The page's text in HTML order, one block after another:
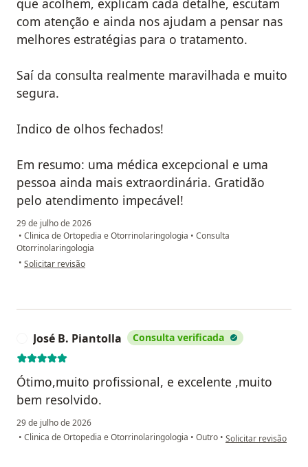
que acolhem, explicam cada detalhe, escutam
com atenção e ainda nos ajudam a pensar nas
melhores estratégias para o tratamento.
Saí da consulta realmente maravilhada e muito
segura.
Indico de olhos fechados!
Em resumo: uma médica excepcional e uma
pessoa ainda mais extraordinária. Gratidão
pelo atendimento impecável!
29 de julho de 2026
• Clinica de Ortopedia e Otorrinolaringologia • Consulta
Otorrinolaringologia
• na opinião do utilizador Elisangela Roberta Luzzi Silva
Solicitar revisão
José B. Piantolla Consulta verificada
Ótimo,muito profissional, e excelente ,muito
bem resolvido.
29 de julho de 2026
• Clinica de Ortopedia e Otorrinolaringologia • Outro • na opinião do
Solicitar revisão